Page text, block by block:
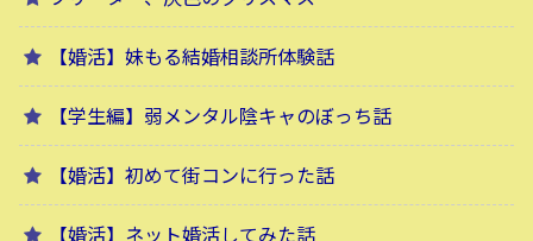
【婚活】妹もる結婚相談所体験話
【学生編】弱メンタル陰キャのぼっち話
【婚活】初めて街コンに行った話
【婚活】ネット婚活してみた話